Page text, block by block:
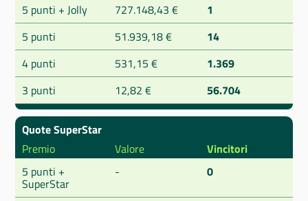
5 punti + Jolly
727.148,43 €
1
5 punti
51.939,18 €
14
4 punti
531,15 €
1.369
3 punti
12,82 € 56.704
Quote SuperStar
Premio
Valore
Vincitori
5 punti +
SuperStar
- 0